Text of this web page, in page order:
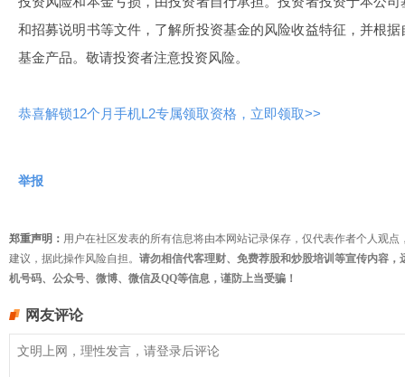
和招募说明书等文件，了解所投资基金的风险收益特征，并根
基金产品。敬请投资者注意投资风险。
恭喜解锁12个月手机L2专属领取资格，立即领取>>
举报
郑重声明： 用户在社区发表的所有信息将由本网站记录保存，仅代表作者个人观
建议，据此操作风险自担。 请勿相信代客理财、免费荐股和炒股培训等宣传内容
机号码、公众号、微博、微信及QQ等信息，谨防上当受骗！
网友评论